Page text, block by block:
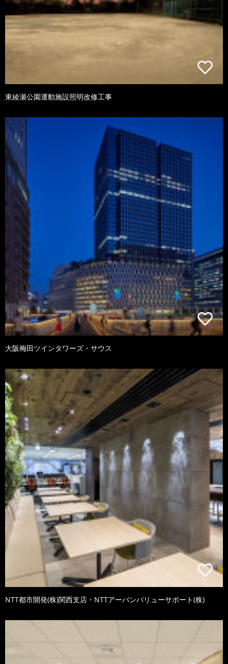
東綾瀬公園運動施設照明改修工事
大阪梅田ツインタワーズ・サウス
NTT都市開発(株)関西支店・NTTアーバンバリューサポート(株)